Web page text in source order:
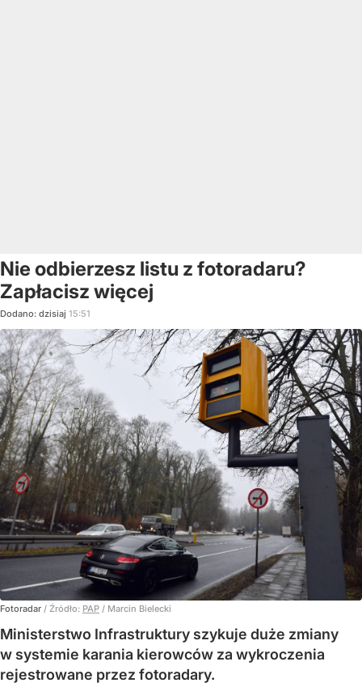
Nie odbierzesz listu z fotoradaru?
Zapłacisz więcej
Dodano: dzisiaj 15:51
Fotoradar / Źródło: PAP / Marcin Bielecki
Ministerstwo Infrastruktury szykuje duże zmiany
w systemie karania kierowców za wykroczenia
rejestrowane przez fotoradary.